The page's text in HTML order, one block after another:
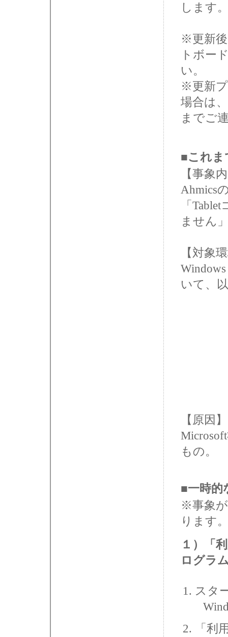
します
※更新後
トボー
い。
※更新
場合は
までご
■これま
【事象
Ahmics
「
ません
【対象
いて、
【原因】
もの。
■一時的
※事象
ります
１）「
ログラ
スタ
「利